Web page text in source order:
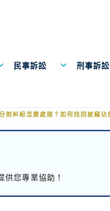
民事訴訟 刑事訴訟
割糾紛怎麼處理？如何找回被竊佔
供您專業協助！